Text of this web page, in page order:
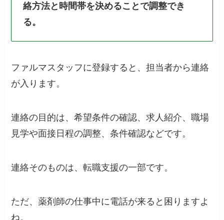
絡方法と時間帯を決めることで調整でき
る。
ファルマスタッフに登録すると、担当者から連絡
が入ります。
連絡の目的は、希望条件の確認、求人紹介、職場
見学や面接日程の調整、条件確認などです。
連絡そのものは、転職支援の一部です。
ただ、薬剤師の仕事中に電話が来ると困りますよ
ね。